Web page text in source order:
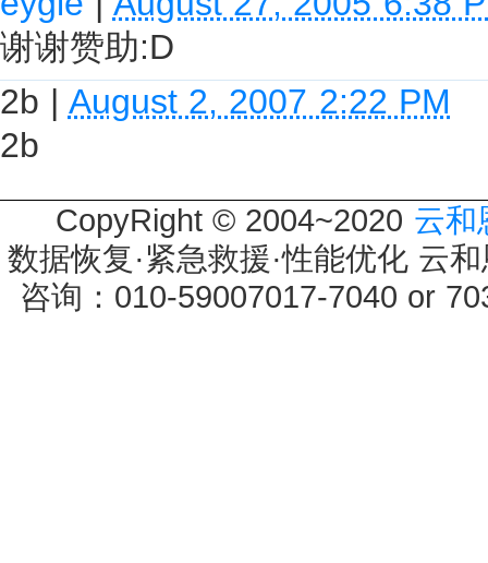
谢谢赞助:D
2b | August 2, 2007 2:22 PM
2b
CopyRight © 2004~2020 云和
数据恢复·紧急救援·性能优化 云
咨询：010-59007017-7040 or